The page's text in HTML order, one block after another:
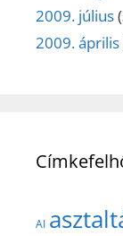
2009. július
2009. április
AI